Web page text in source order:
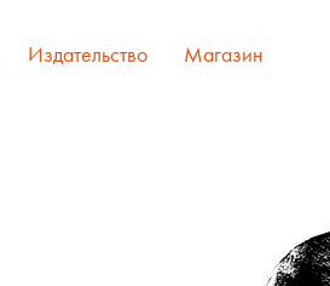
Издательство Магазин